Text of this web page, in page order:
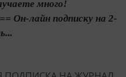
много!
Он-лайн подписку на 2-